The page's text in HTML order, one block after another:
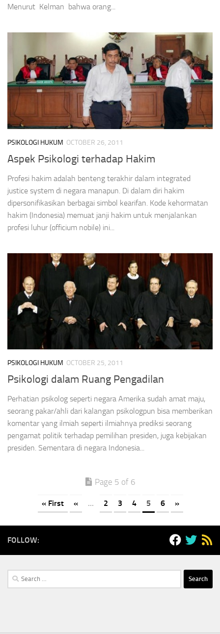
Menurut Kelman bahwa orang...
PSIKOLOGI HUKUM OCTOBER 26, 2011
Aspek Psikologi terhadap Hakim
Profesi hakim adalah benteng terakhir dalam integrated
justice system di negara manapun. Di dalam diri hakim
dipersonifikasikan berbagai simbol kearifan. Kode kehormatan
hakim (Indonesia) memuat janji hakim untuk menjalankan
profesi luhur (officium nobile) ini...
PSIKOLOGI HUKUM OCTOBER 25, 2011
Psikologi dalam Ruang Pengadilan
Perhatian psikolog seperti negara Amerika sudah amat maju,
seorang pakar/ahli dari kalangan psikologpun bisa memberikan
komentar yang ilmiah seperti ilmiahnya prediksi seorang
pengamat politik terhadap pemilihan presiden, juga kebijakan
presiden. Sementara di negara Indonesia...
Page 5 of 6
« First « ... 2 3 4 5 6 »
FOLLOW:
Search
for: